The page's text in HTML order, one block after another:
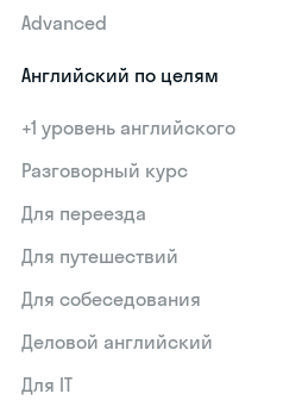
Advanced
Английский по целям
+1 уровень английского
Разговорный курс
Для переезда
Для путешествий
Для собеседования
Деловой английский
Для IT